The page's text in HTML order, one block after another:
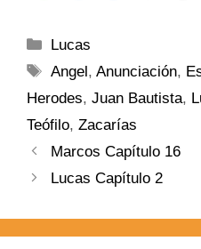
Lucas
Angel,Anunciación,
Herodes, Juan Bautista,
Teófilo, Zacarías
Marcos Capítulo 16
Lucas Capítulo 2